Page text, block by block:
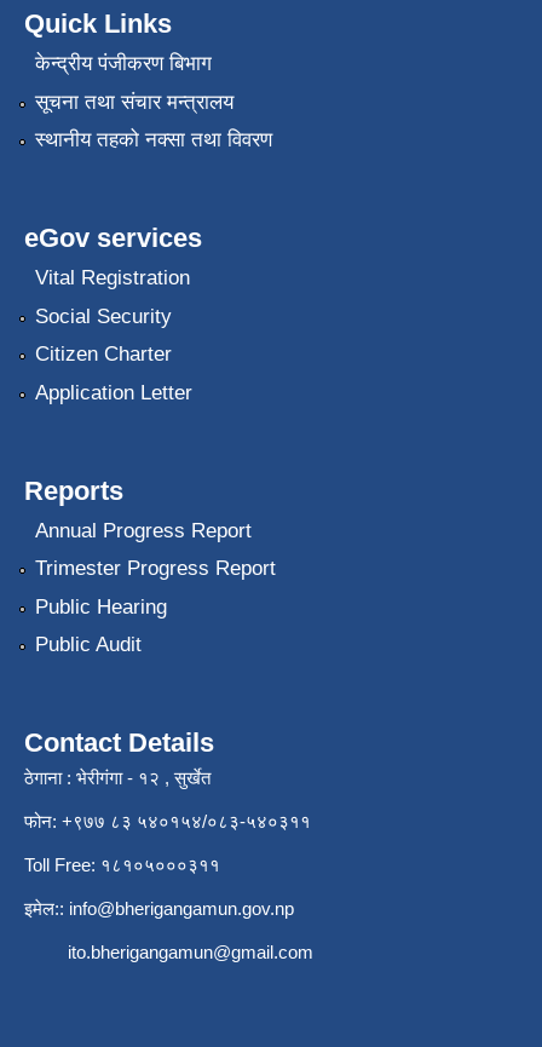
Quick Links
केन्द्रीय पंजीकरण बिभाग
सूचना तथा संचार मन्त्रालय
स्थानीय तहको नक्सा तथा विवरण
eGov services
Vital Registration
Social Security
Citizen Charter
Application Letter
Reports
Annual Progress Report
Trimester Progress Report
Public Hearing
Public Audit
Contact Details
ठेगाना : भेरीगंगा - १२ , सुर्खेत
फोन: +९७७ ८३ ५४०१५४/०८३-५४०३११
Toll Free: १८१०५०००३११
इमेल:: info@bherigangamun.gov.np
ito.bherigangamun@gmail.com